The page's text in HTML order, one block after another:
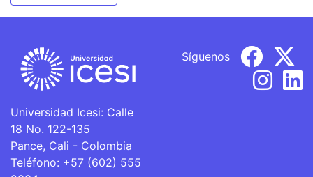
Universidad Icesi: Calle
18 No. 122-135
Pance, Cali - Colombia
Teléfono: +57 (602) 555
Síguenos